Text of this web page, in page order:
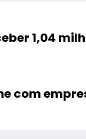
1,04
com